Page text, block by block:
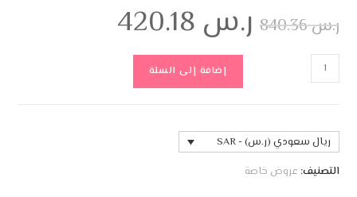
ر.س840.36 ر.س
إضافة إلى السلة
ريال سعودي (ر.س) - SAR
التصنيف: عروض خاصة